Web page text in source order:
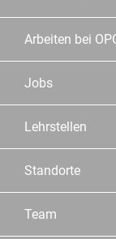
Arbeiten bei
Jobs
Lehrstellen
Standorte
Team